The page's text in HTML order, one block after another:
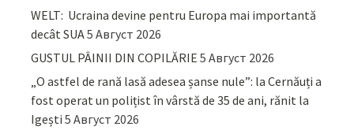
WELT: Ucraina devine pentru Europa mai importantă
decât SUA5 Август 2026
GUSTUL PÂINII DIN COPILĂRIE 5 Август 2026
„O astfel de rană lasă adesea șanse nule”: la Cernăuți a
fost operat un polițist în vârstă de 35 de ani, rănit la
Igești 5 Август 2026